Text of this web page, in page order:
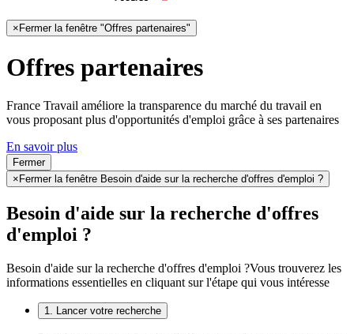
×Fermer la fenêtre "Offres partenaires"
Offres partenaires
France Travail améliore la transparence du marché du travail en
vous proposant plus d'opportunités d'emploi grâce à ses partenaires
En savoir plus
Fermer
× Fermer la fenêtre Besoin d'aide sur la recherche d'offres d'emploi ?
Besoin d'aide sur la recherche d'offres
d'emploi ?
Besoin d'aide sur la recherche d'offres d'emploi ?Vous trouverez les
informations essentielles en cliquant sur l'étape qui vous intéresse
1. Lancer votre recherche